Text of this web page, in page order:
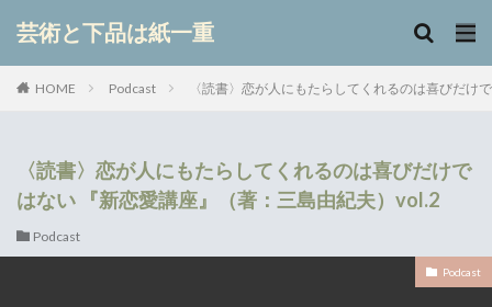
芸術と下品は紙一重
HOME Podcast 〈読書〉恋が人にもたらしてくれるのは喜びだけ
〈読書〉恋が人にもたらしてくれるのは喜びだけで
はない 『新恋愛講座』（著：三島由紀夫）vol.2
Podcast
Podcast